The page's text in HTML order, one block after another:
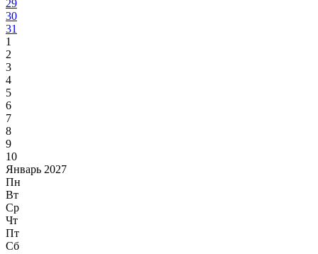
29
30
31
1
2
3
4
5
6
7
8
9
10
Январь 2027
Пн
Вт
Ср
Чт
Пт
Сб